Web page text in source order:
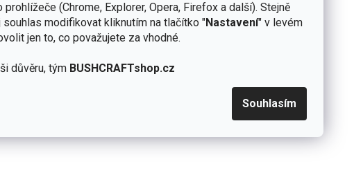
(Chrome, Explorer, Opera, Firefox a další). Stejně
modifikovat kliknutím na tlačítko "Nastavení" v levém
jen to, co považujete za vhodné.
důvěru, tým BUSHCRAFTshop.cz
Souhlasím
Přidat hodnocení